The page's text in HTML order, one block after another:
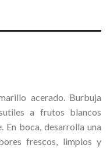
acerado. Burbuja
a frutos blancos
En boca, desarrolla una
frescos, limpios y